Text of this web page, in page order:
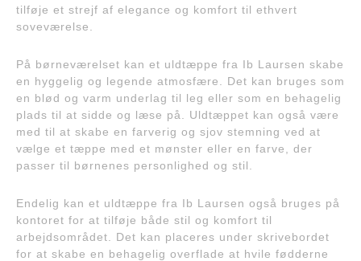
tilføje et strejf af elegance og komfort til ethvert
soveværelse.
På børneværelset kan et uldtæppe fra Ib Laursen skabe
en hyggelig og legende atmosfære. Det kan bruges som
en blød og varm underlag til leg eller som en behagelig
plads til at sidde og læse på. Uldtæppet kan også være
med til at skabe en farverig og sjov stemning ved at
vælge et tæppe med et mønster eller en farve, der
passer til børnenes personlighed og stil.
Endelig kan et uldtæppe fra Ib Laursen også bruges på
kontoret for at tilføje både stil og komfort til
arbejdsområdet. Det kan placeres under skrivebordet
for at skabe en behagelig overflade at hvile fødderne